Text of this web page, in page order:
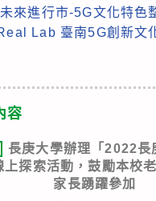
來進行市-5G文化特色
Lab 臺南5G創新文
容
長庚大學辦理「2022長
上探索活動，鼓勵本校
家長踴躍參加